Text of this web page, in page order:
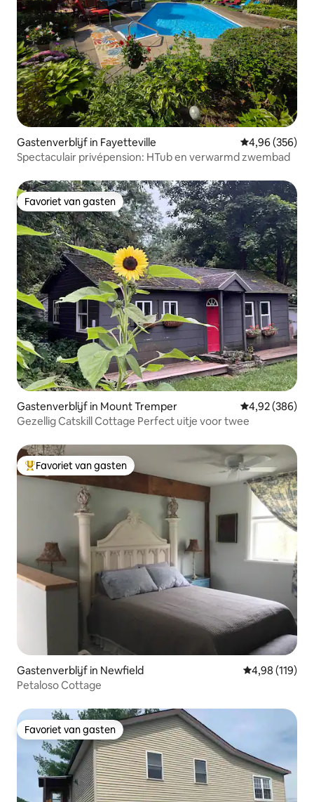
Gastenverblijf in Fayetteville Gemiddelde
4,96 (356)
Spectaculair privépension: HTub en verwarmd zwembad
Favoriet van gasten
Favoriet van gasten
Gastenverblijf in Mount Tremper Gemiddelde
4,92 (386)
Gezellig Catskill Cottage Perfect uitje voor twee
Topfavoriet van gasten
Favoriet van gasten
Gastenverblijf in Newfield Gemiddelde
4,98 (119)
Petaloso Cottage
Favoriet van gasten
Favoriet van gasten